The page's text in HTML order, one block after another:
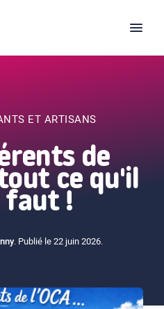
ET ARTISANS
de
ce qu'il
faut !
. Publié le 22 juin 2026.